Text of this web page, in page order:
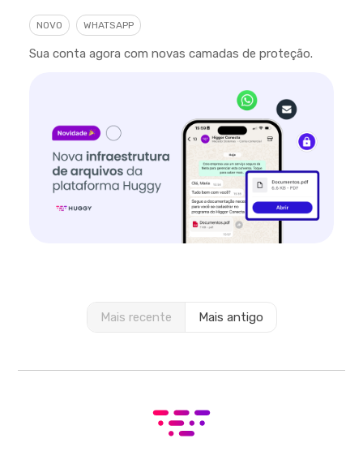
NOVO WHATSAPP
Sua conta agora com novas camadas de proteção.
Mais recente Mais antigo